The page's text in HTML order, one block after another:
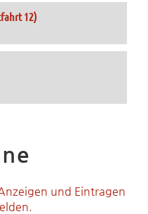
12)
und Eintragen